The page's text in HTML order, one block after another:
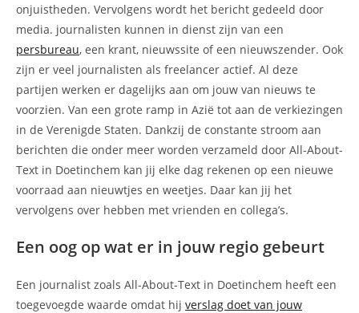
onjuistheden. Vervolgens wordt het bericht gedeeld door
media. journalisten kunnen in dienst zijn van een
persbureau, een krant, nieuwssite of een nieuwszender. Ook
zijn er veel journalisten als freelancer actief. Al deze
partijen werken er dagelijks aan om jouw van nieuws te
voorzien. Van een grote ramp in Azië tot aan de verkiezingen
in de Verenigde Staten. Dankzij de constante stroom aan
berichten die onder meer worden verzameld door All-About-
Text in Doetinchem kan jij elke dag rekenen op een nieuwe
voorraad aan nieuwtjes en weetjes. Daar kan jij het
vervolgens over hebben met vrienden en collega’s.
Een oog op wat er in jouw regio gebeurt
Een journalist zoals All-About-Text in Doetinchem heeft een
toegevoegde waarde omdat hij verslag doet van jouw